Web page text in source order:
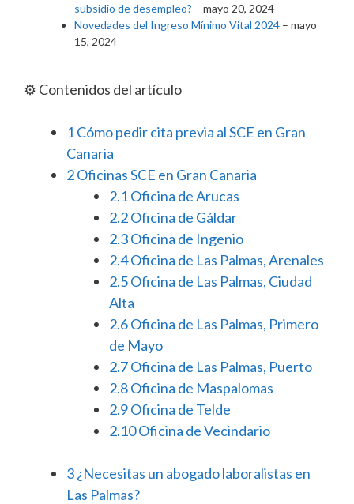
subsidio de desempleo? – mayo 20, 2024
Novedades del Ingreso Mínimo Vital 2024 – mayo
15, 2024
⚙️ Contenidos del artículo
1Cómo pedir cita previa al SCE en Gran
Canaria
2Oficinas SCE en Gran Canaria
2.1Oficina de Arucas
2.2Oficina de Gáldar
2.3Oficina de Ingenio
2.4Oficina de Las Palmas, Arenales
2.5Oficina de Las Palmas, Ciudad
Alta
2.6Oficina de Las Palmas, Primero
de Mayo
2.7Oficina de Las Palmas, Puerto
2.8Oficina de Maspalomas
2.9Oficina de Telde
2.10Oficina de Vecindario
3¿Necesitas un abogado laboralistas en
Las Palmas?